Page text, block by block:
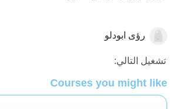
اللغة العربية
رؤى ابودلو
تشغيل التالي:
Courses you might like